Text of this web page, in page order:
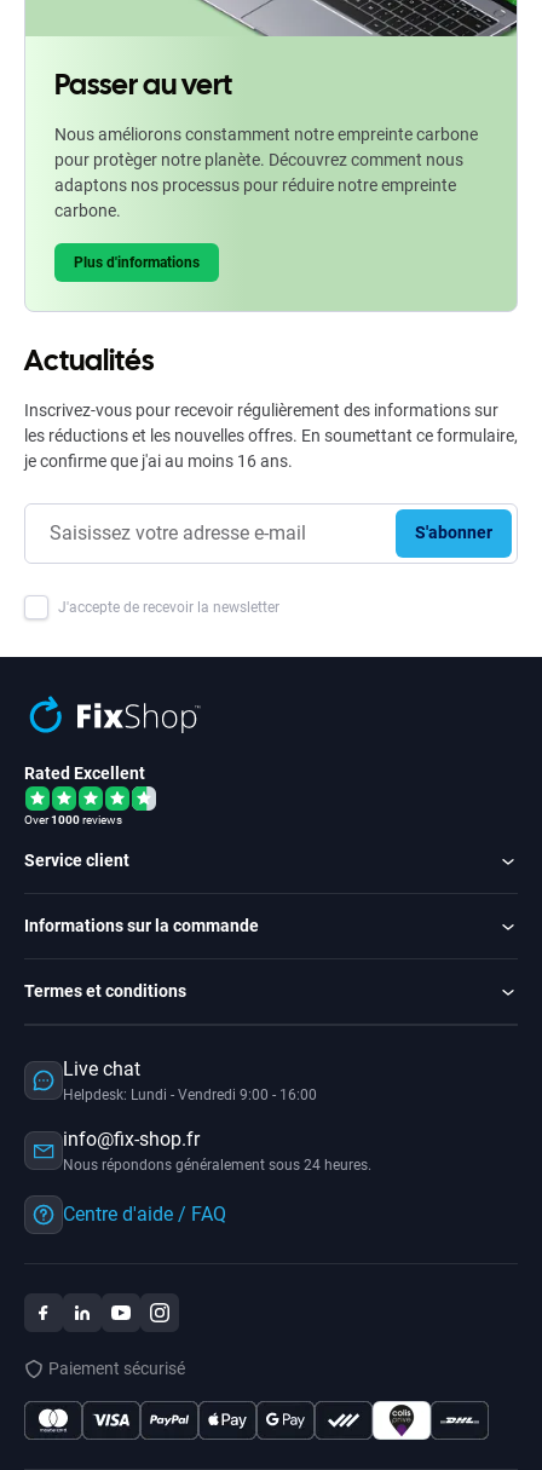
Passer au vert
Nous améliorons constamment notre empreinte carbone
pour protèger notre planète. Découvrez comment nous
adaptons nos processus pour réduire notre empreinte
carbone.
Plus d'informations
Actualités
Inscrivez-vous pour recevoir régulièrement des informations sur
les réductions et les nouvelles offres. En soumettant ce formulaire,
je confirme que j'ai au moins 16 ans.
S'abonner
J'accepte de recevoir la newsletter
Rated Excellent
Over1000reviews
Service client
Informations sur la commande
Termes et conditions
Live chat
Helpdesk: Lundi - Vendredi 9:00 - 16:00
info@fix-shop.fr
Nous répondons généralement sous 24 heures.
Centre d'aide / FAQ
Paiement sécurisé